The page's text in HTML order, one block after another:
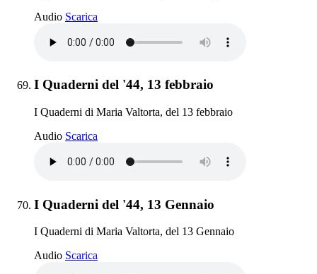
Audio Scarica
Elemento 69:
I Quaderni del '44, 13 febbraio
I Quaderni di Maria Valtorta, del 13 febbraio
Audio Scarica
Elemento 70:
I Quaderni del '44, 13 Gennaio
I Quaderni di Maria Valtorta, del 13 Gennaio
Audio Scarica